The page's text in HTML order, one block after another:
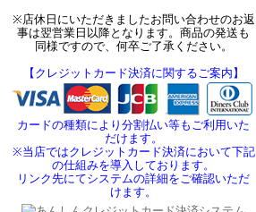
※店休日にいただきましたお問い合わせのお返
事は翌営業日以降となります。商品の発送も
同様ですので、何卒ご了承ください。
【クレジットカード決済に関するご案内】
カードの種類により分割払い等もご利用いた
だけます。
※当店ではクレジットカード決済において下記
の仕組みを導入しております。
リンク先にてシステムの詳細をご確認いただ
けます。